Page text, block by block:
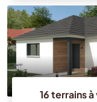
16 terrains